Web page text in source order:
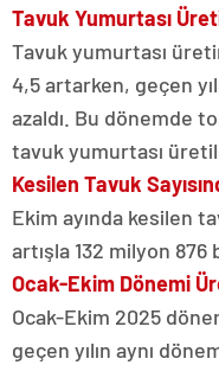
Tavuk Yumurtası
Tavuk yumurtası
4,5 artarken, geçen
azaldı. Bu dönemde
tavuk yumurtası
Kesilen Tavuk
Ekim ayında kesilen
artışla 132 milyon 876
Ocak-Ekim Dönemi
Ocak-Ekim 2025
geçen yılın aynı